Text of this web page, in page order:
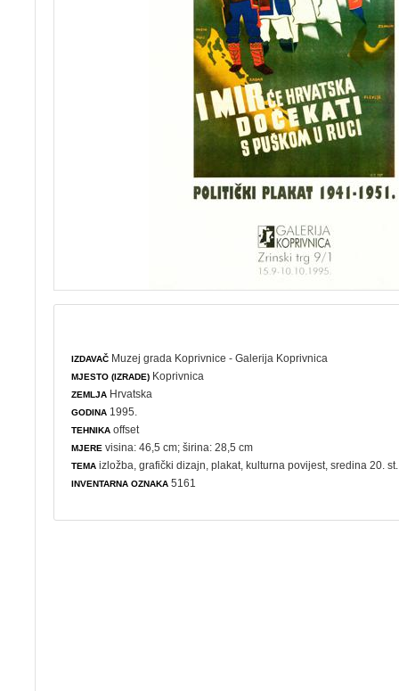
IZDAVAČ Muzej grada Koprivnice - Galerija Koprivnica
MJESTO (IZRADE) Koprivnica
ZEMLJA Hrvatska
GODINA 1995.
TEHNIKA offset
MJERE visina: 46,5 cm; širina: 28,5 cm
TEMA izložba ,grafički dizajn ,plakat ,kulturna povijest , sredina 20.
INVENTARNA OZNAKA 5161